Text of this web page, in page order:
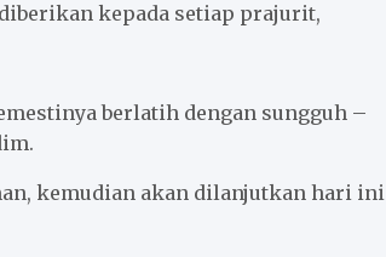
kepada setiap prajurit,
berlatih dengan sungguh –
kemudian akan dilanjutkan hari ini